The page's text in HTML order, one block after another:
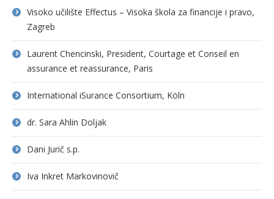
Visoko učilište Effectus – Visoka škola za financije i pravo,
Zagreb
Laurent Chencinski, President, Courtage et Conseil en
assurance et reassurance, Paris
International iSurance Consortium, Köln
dr. Sara Ahlin Doljak
Dani Jurič s.p.
Iva Inkret Markovinovič